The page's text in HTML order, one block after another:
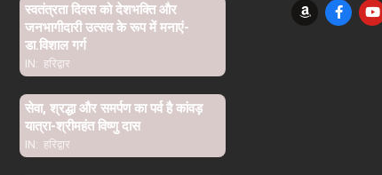
स्वतंत्रता दिवस को देशभक्ति और
जनभागीदारी उत्सव के रूप में मनाएं-
डा.विशाल गर्ग
IN: हरिद्वार
सेवा, श्रद्धा और समर्पण का पर्व है कांवड़
यात्रा-श्रीमहंत विष्णु दास
IN: हरिद्वार